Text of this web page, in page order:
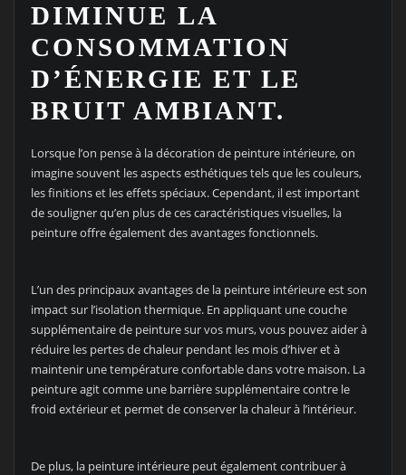
DIMINUE LA
CONSOMMATION
D’ÉNERGIE ET LE
BRUIT AMBIANT.
Lorsque l’on pense à la décoration de peinture intérieure, on
imagine souvent les aspects esthétiques tels que les couleurs,
les finitions et les effets spéciaux. Cependant, il est important
de souligner qu’en plus de ces caractéristiques visuelles, la
peinture offre également des avantages fonctionnels.
L’un des principaux avantages de la peinture intérieure est son
impact sur l’isolation thermique. En appliquant une couche
supplémentaire de peinture sur vos murs, vous pouvez aider à
réduire les pertes de chaleur pendant les mois d’hiver et à
maintenir une température confortable dans votre maison. La
peinture agit comme une barrière supplémentaire contre le
froid extérieur et permet de conserver la chaleur à l’intérieur.
De plus, la peinture intérieure peut également contribuer à